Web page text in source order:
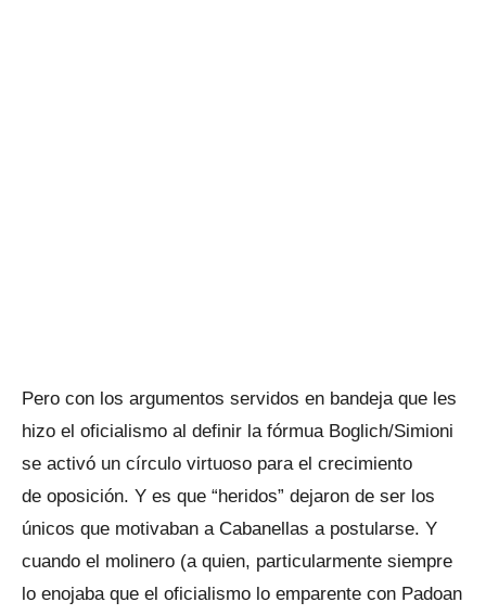
Pero con los argumentos servidos en bandeja que les
hizo el oficialismo al definir la fórmua Boglich/Simioni
se activó un círculo virtuoso para el crecimiento
de oposición. Y es que “heridos” dejaron de ser los
únicos que motivaban a Cabanellas a postularse. Y
cuando el molinero (a quien, particularmente siempre
lo enojaba que el oficialismo lo emparente con Padoan